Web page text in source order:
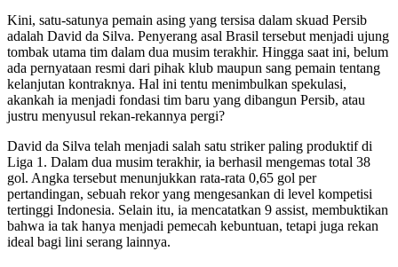
Kini, satu-satunya pemain asing yang tersisa dalam skuad Persib
adalah David da Silva. Penyerang asal Brasil tersebut menjadi ujung
tombak utama tim dalam dua musim terakhir. Hingga saat ini, belum
ada pernyataan resmi dari pihak klub maupun sang pemain tentang
kelanjutan kontraknya. Hal ini tentu menimbulkan spekulasi,
akankah ia menjadi fondasi tim baru yang dibangun Persib, atau
justru menyusul rekan-rekannya pergi?
David da Silva telah menjadi salah satu striker paling produktif di
Liga 1. Dalam dua musim terakhir, ia berhasil mengemas total 38
gol. Angka tersebut menunjukkan rata-rata 0,65 gol per
pertandingan, sebuah rekor yang mengesankan di level kompetisi
tertinggi Indonesia. Selain itu, ia mencatatkan 9 assist, membuktikan
bahwa ia tak hanya menjadi pemecah kebuntuan, tetapi juga rekan
ideal bagi lini serang lainnya.